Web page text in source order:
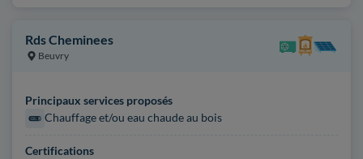
Rds Cheminees
Beuvry
Principaux services proposés
Chauffage et/ou eau chaude au bois
Certifications